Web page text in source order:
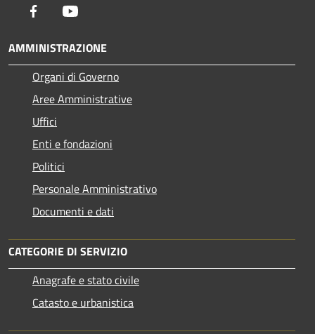
Facebook
AMMINISTRAZIONE
Organi di Governo
Aree Amministrative
Uffici
Enti e fondazioni
Politici
Personale Amministrativo
Documenti e dati
CATEGORIE DI SERVIZIO
Anagrafe e stato civile
Catasto e urbanistica